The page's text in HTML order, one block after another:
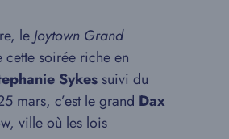
leJoytown Grand
soirée riche en
Sykes suivi du
mars, c’est le grand Dax
ville où les lois